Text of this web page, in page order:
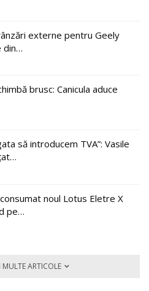
externe pentru Geely
din…
brusc: Canicula aduce
să introducem TVA”: Vasile
noul Lotus Eletre X
pe…
ARTICOLE